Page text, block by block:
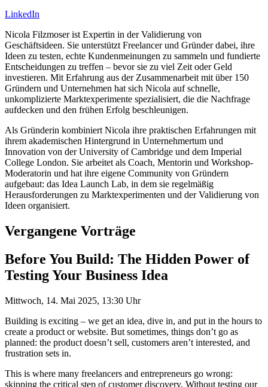
LinkedIn
Nicola Filzmoser ist Expertin in der Validierung von
Geschäftsideen. Sie unterstützt Freelancer und Gründer dabei, ihre
Ideen zu testen, echte Kundenmeinungen zu sammeln und fundierte
Entscheidungen zu treffen – bevor sie zu viel Zeit oder Geld
investieren. Mit Erfahrung aus der Zusammenarbeit mit über 150
Gründern und Unternehmen hat sich Nicola auf schnelle,
unkomplizierte Marktexperimente spezialisiert, die die Nachfrage
aufdecken und den frühen Erfolg beschleunigen.
Als Gründerin kombiniert Nicola ihre praktischen Erfahrungen mit
ihrem akademischen Hintergrund in Unternehmertum und
Innovation von der University of Cambridge und dem Imperial
College London. Sie arbeitet als Coach, Mentorin und Workshop-
Moderatorin und hat ihre eigene Community von Gründern
aufgebaut: das Idea Launch Lab, in dem sie regelmäßig
Herausforderungen zu Marktexperimenten und der Validierung von
Ideen organisiert.
Vergangene Vorträge
Before You Build: The Hidden Power of
Testing Your Business Idea
Mittwoch, 14. Mai 2025, 13:30 Uhr
Building is exciting – we get an idea, dive in, and put in the hours to
create a product or website. But sometimes, things don’t go as
planned: the product doesn’t sell, customers aren’t interested, and
frustration sets in.
This is where many freelancers and entrepreneurs go wrong:
skipping the critical step of customer discovery. Without testing our